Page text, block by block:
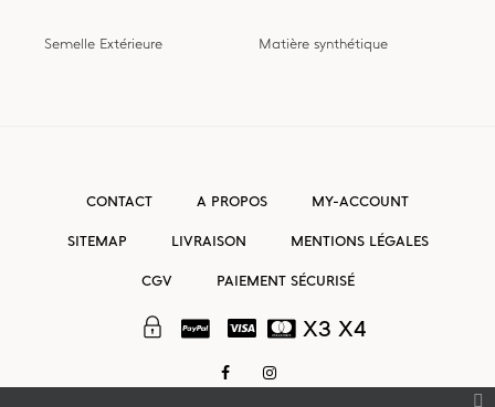
Semelle Extérieure Matière synthétique
CONTACT A PROPOS MY-ACCOUNT
SITEMAP LIVRAISON MENTIONS LÉGALES
CGV PAIEMENT SÉCURISÉ
X3 X4
FACEBOOK